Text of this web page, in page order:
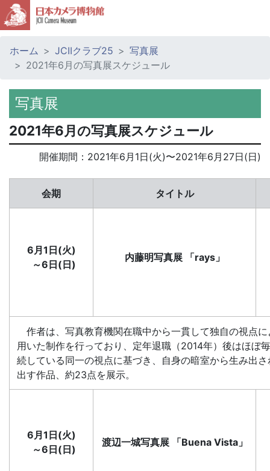
ホーム JCIIクラブ25
写真展
2021年6月の写真展スケジュール
写真展
2021年6月の写真展スケジュール
開催期間： 2021年6月1日(火)〜2021年6月27日(日)
会期 タイトル
6月1日(火)
～6日(日)
内藤明写真展 「rays」
作者は、写真教育機関在職中から一貫して独自の視点
用いた制作を行っており、定年退職（2014年）後はほぼ
続している同一の視点に基づき、自身の暗室から生み出
出す作品、約23点を展示。
6月1日(火)
～6日(日)
渡辺一城写真展 「Buena Vista」